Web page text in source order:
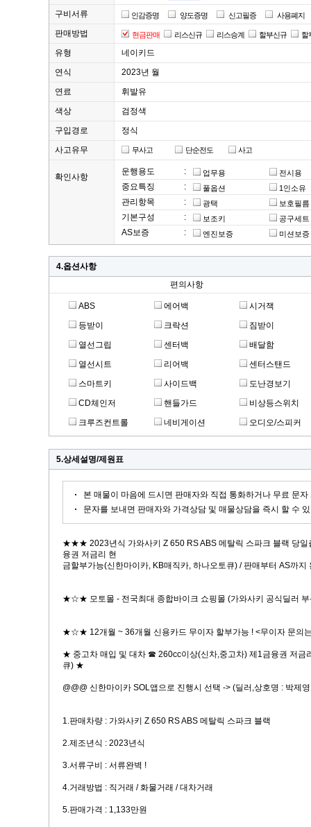
구비서류
인감증명 양도증명 신고필증 사용폐지
판매방법 현금판매 리스신규 리스승계 할부신규 할
유형
네이키드
연식
2023년 월
연료
휘발유
색상
검정색
구입경로
정식
사고유무
무사고 단순전도 사고
확인사항
운행용도 : 업무용 전시용
중요특징 : 풀옵션 1인소유
관리항목 : 광택 보호필름
기본구성 : 보조키 공구세트
AS보증 : 엔진보증 미션보증
4.옵션사항
편의사항
ABS 에어백
시거잭
등받이
크락션
짐받이
열선그립
센터백
배달함
열선시트
리어백
센터스탠드
스마트키
사이드백
도난경보기
CD체인저
핸들가드
비상등스위치
크루즈컨트롤
네비게이션 오디오/스피커
5.상세설명/제원표
본 매물이 마음에 드시면 판매자와 직접 통화하거나 무료 문
문자를 보내면 판매자와 가격상담 및 매물상담을 즉시 할 수
★★★ 2023년식 가와사키 Z 650 RS ABS 메탈릭 스파크 블랙 당일
융권 저금리 현
금할부가능(신한마이카, KB매직카, 하나오토큐) / 판매부터 AS까
★☆★ 모토몰 - 전국최대 종합바이크 쇼핑몰 (가와사키 공식딜러
★☆★ 12개월 ~ 36개월 신용카드 무이자 할부가능 ! <무이자 문
★ 중고차 매입 및 대차 ☎ 260cc이상(신차,중고차) 제1금융권 저금
큐) ★
@@@ 신한마이카 SOL앱으로 진행시 선택 -> (딜러,상호명 : 박제
1.판매차량 : 가와사키 Z 650 RS ABS 메탈릭 스파크 블랙
2.제조년식 : 2023년식
3.서류구비 : 서류완벽 !
4.거래방법 : 직거래 / 화물거래 / 대차거래
5.판매가격 : 1,133만원